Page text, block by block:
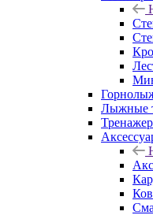
Лыжные